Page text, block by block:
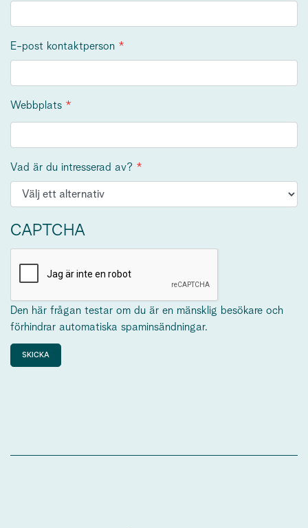
E-post kontaktperson
Webbplats
Vad är du intresserad av?
CAPTCHA
Den här frågan testar om du är en mänsklig besökare och
förhindrar automatiska spaminsändningar.